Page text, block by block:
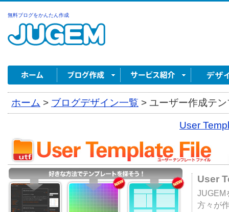
無料ブログをかんたん作成
ホーム > ブログデザイン一覧 > ユーザー作成テ
User
User
JUGEM
方々が